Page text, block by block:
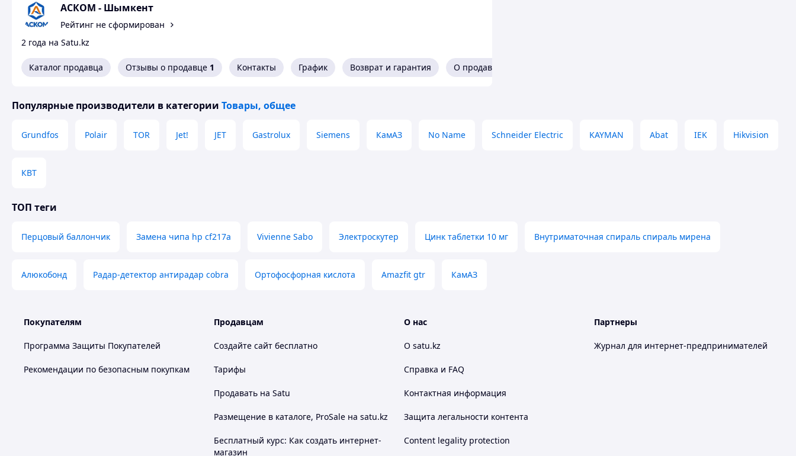
Как сделать покупку в нашем магазине
Оформление заказа на сайте или
АСКОМ - Шымкент
Рейтинг не сформирован
2 года на Satu.kz
Каталог продавца Отзывы о продавце 1 Контакты График Возврат и гарантия О продавце
Популярные производители в категории Товары, общее
Grundfos Polair TOR Jet! JET Gastrolux Siemens КамАЗ No Name Schneider Electric KAYMAN Abat IEK Hikvision
КВТ
ТОП теги
Перцовый баллончик Замена чипа hp cf217a Vivienne Sabo Электроскутер Цинк таблетки 10 мг Внутриматочная спираль спираль мирена
Алюкобонд Радар-детектор антирадар cobra Ортофосфорная кислота Amazfit gtr КамАЗ
Покупателям
Программа Защиты Покупателей
Рекомендации по безопасным покупкам
Продавцам
Создайте сайт бесплатно
Тарифы
Продавать на Satu
Размещение в каталоге, ProSale на satu.kz
Бесплатный курс: Как создать интернет-
магазин
О нас
О satu.kz
Справка и FAQ
Контактная информация
Защита легальности контента
Content legality protection
Партнеры
Журнал для интернет-предпринимателей